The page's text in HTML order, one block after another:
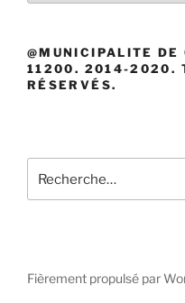
@MUNICIPALITE DE
11200. 2014-2020.
RÉSERVÉS.
pour
Fièrement propulsé par